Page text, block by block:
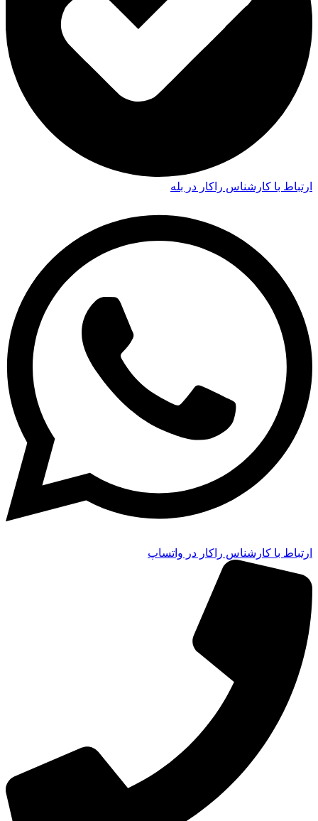
ارتباط با کارشناس راکار در بله
ارتباط با کارشناس راکار در واتساپ